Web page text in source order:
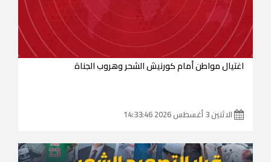
اغتيال مواطن أمام كورنيش الشحر وهروب الجناة
الاثنين 3 أغسطس 2026 14:33:46